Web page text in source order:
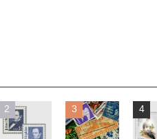
2 3 4